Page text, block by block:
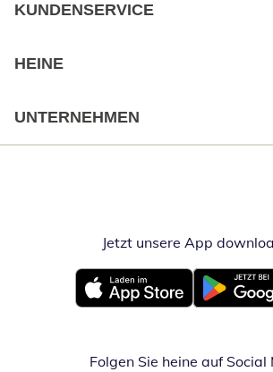
KUNDENSERVICE
HEINE
UNTERNEHMEN
Jetzt unsere App
Öffnet in neuem Fenster
Öffnet in
Folgen Sie heine auf Social